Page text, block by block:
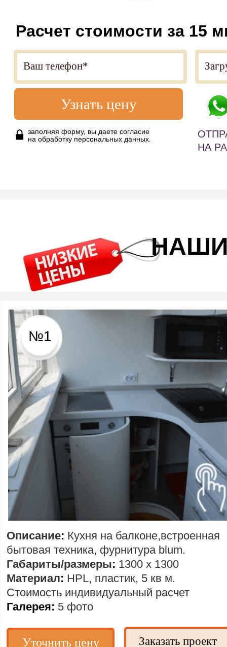
Уточнить цену
НА
Расчет стоимости за 15
заполняя форму, вы даете согласие
на обработку персональных данных.
Описание: Кухня на балконе,встроенная
бытовая техника, фурнитура blum.
Габариты/размеры: 1300 х 1300
Материал: HPL, пластик, 5 кв м.
Стоимость индивидуальный расчет
Галерея: 5 фото
Заказать проект
№1
Узнать цену